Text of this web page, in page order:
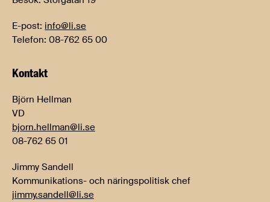
E-post: info@li.se
Telefon: 08-762 65 00
Kontakt
Björn Hellman
VD
bjorn.hellman@li.se
08-762 65 01
Jimmy Sandell
Kommunikations- och näringspolitisk chef
jimmy.sandell@li.se